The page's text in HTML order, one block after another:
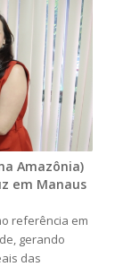
Amazônia)
em Manaus
referência em
gerando
das